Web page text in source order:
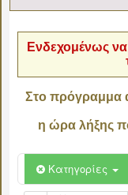
Ενδεχομένως
Στο πρόγραμμα
η ώρα λήξης
Κατηγορίες